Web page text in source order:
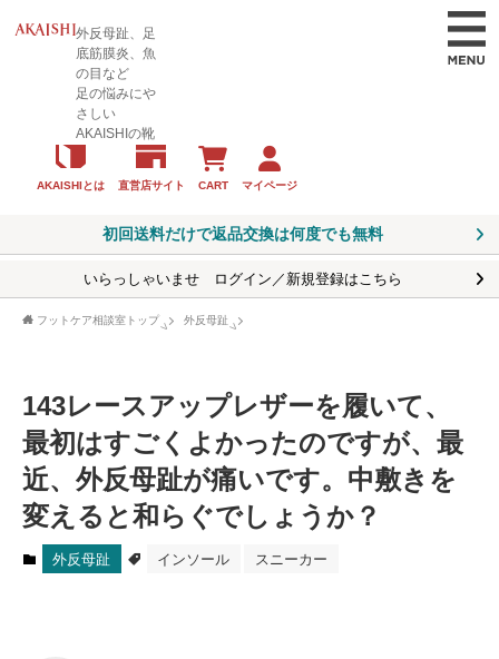
外反母趾、足
底筋膜炎、魚
の目など
足の悩みにや
さしい
AKAISHIの靴
AKAISHIとは 直営店サイト CART マイページ
初回送料だけで返品交換は何度でも無料
いらっしゃいませ ログイン／新規登録はこちら
フットケア相談室トップ 外反母趾
143レースアップレザーを履いて、
最初はすごくよかったのですが、最
近、外反母趾が痛いです。中敷きを
変えると和らぐでしょうか？
外反母趾 インソール スニーカー